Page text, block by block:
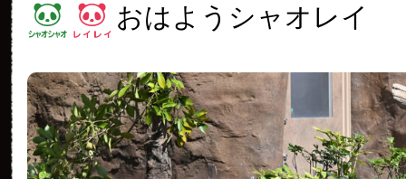
おはようシャオレイ